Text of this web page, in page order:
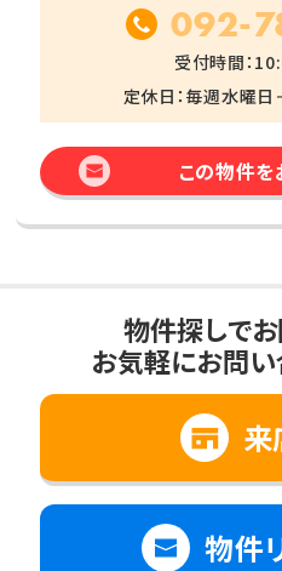
092-
受付時間：
定休日：毎週水曜日
この物件
物件探しでお
お気軽にお問
来
物件